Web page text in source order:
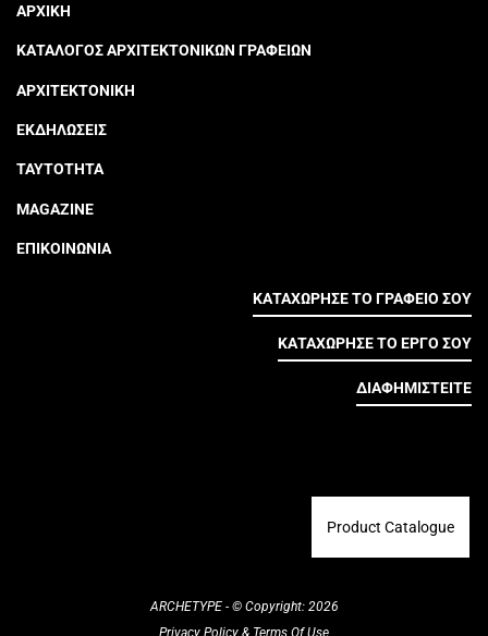
ΑΡΧΙΚΗ
ΚΑΤΑΛΟΓΟΣ ΑΡΧΙΤΕΚΤΟΝΙΚΩΝ ΓΡΑΦΕΙΩΝ
ΑΡΧΙΤΕΚΤΟΝΙΚΗ
ΕΚΔΗΛΩΣΕΙΣ
ΤΑΥΤΟΤΗΤΑ
MAGAZINE
ΕΠΙΚΟΙΝΩΝΙΑ
ΚΑΤΑΧΩΡΗΣΕ ΤΟ ΓΡΑΦΕΙΟ ΣΟΥ
ΚΑΤΑΧΩΡΗΣΕ ΤΟ ΕΡΓΟ ΣΟΥ
ΔΙΑΦΗΜΙΣΤΕΙΤΕ
Product Catalogue
ARCHETYPE - © Copyright: 2026